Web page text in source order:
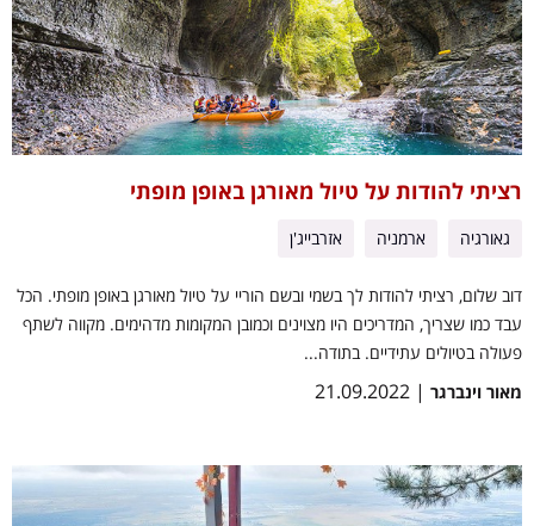
רציתי להודות על טיול מאורגן באופן מופתי
גאורגיה ארמניה אזרבייג'ן
דוב שלום, רציתי להודות לך בשמי ובשם הוריי על טיול מאורגן באופן מופתי. הכל
עבד כמו שצריך, המדריכים היו מצוינים וכמובן המקומות מדהימים. מקווה לשתף
פעולה בטיולים עתידיים. בתודה...
מאור וינברגר | 21.09.2022